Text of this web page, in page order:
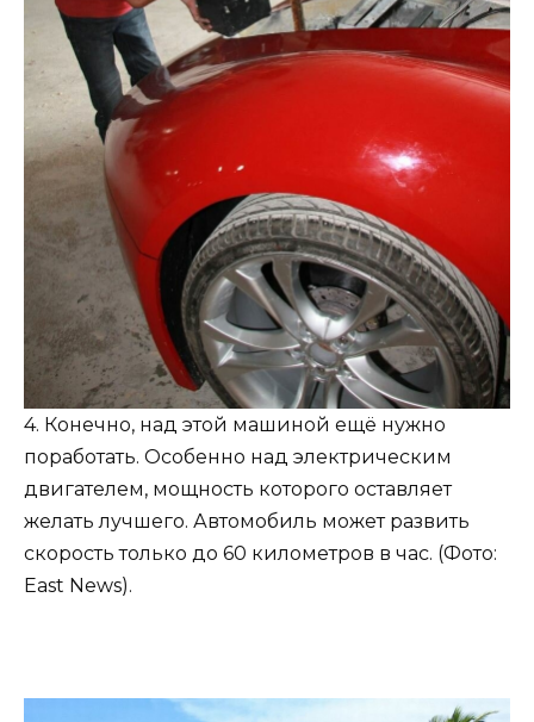
4. Конечно, над этой машиной ещё нужно
поработать. Особенно над электрическим
двигателем, мощность которого оставляет
желать лучшего. Автомобиль может развить
скорость только до 60 километров в час. (Фото:
East News).